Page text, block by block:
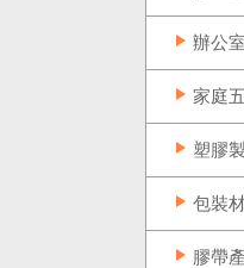
辦公
家庭
塑膠
包裝
膠帶